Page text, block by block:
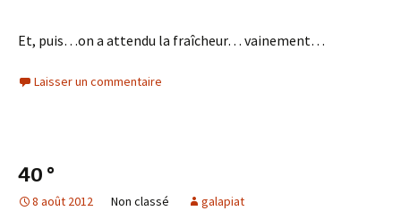
Et, puis…on a attendu la fraîcheur… vainement…
Laisser un commentaire
40 °
8 août 2012 Non classé galapiat